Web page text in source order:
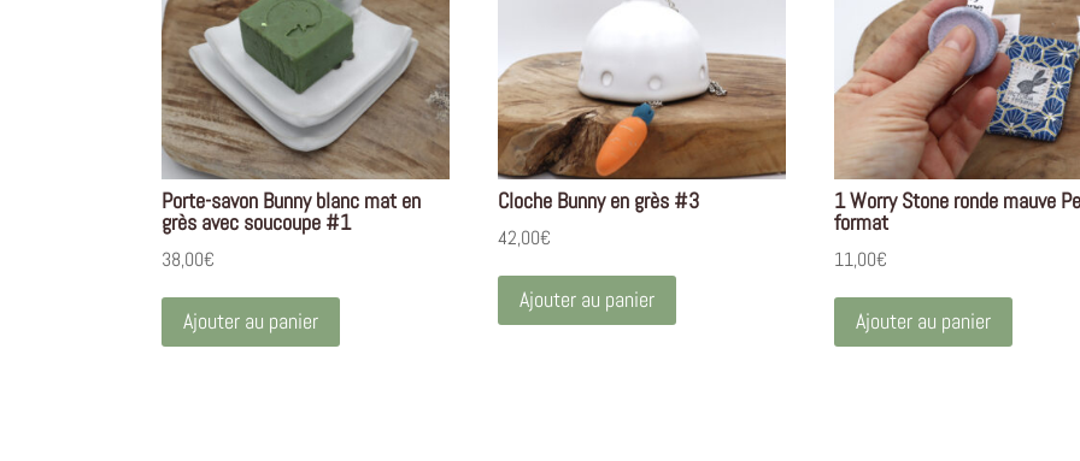
Porte-savon Bunny blanc mat en
grès avec soucoupe #1
38,00€
Ajouter au panier
Cloche Bunny en grès #3
42,00€
Ajouter au panier
1 Worry Stone ronde mauve
format
11,00€
Ajouter au panier